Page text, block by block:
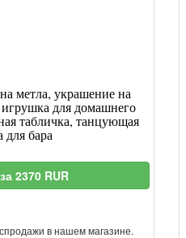
метла, украшение на
для домашнего
табличка, танцующая
для бара
2370 RUR
в нашем магазине.